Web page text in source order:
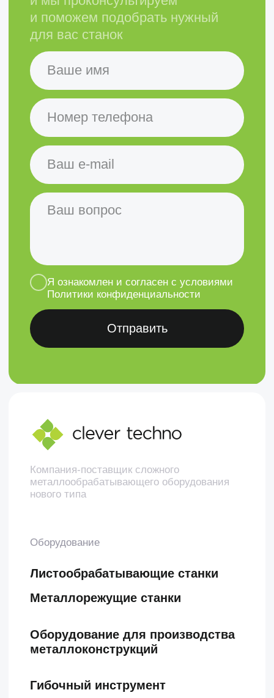
Сервисное обслуживание и
запчасти
Компания
Наши преимущества
Реквизиты и контакты
+7 (831) 435-12-64
info@clevertechno.ru
Головной офис
г. Нижний Новгород, ул.
Остались вопросы?
Вы можете написать нам, а наш
менеджер ответит на любые
©2020-2026 Клевер Техно
darabamse
Политика конфиденциальности